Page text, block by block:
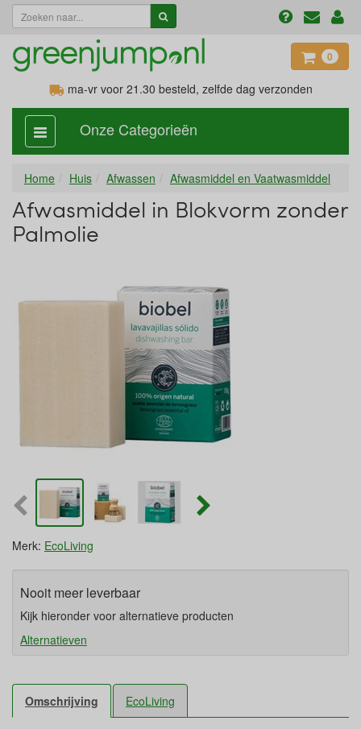
0
ma-vr voor 21.30 besteld, zelfde dag verzonden
categorie
aan,
Onze Categorieën
Home Huis Afwassen Afwasmiddel en Vaatwasmiddel
Afwasmiddel in Blokvorm zonder
Palmolie
Merk: EcoLiving
Nooit meer leverbaar
Kijk hieronder voor alternatieve producten
Alternatieven
Omschrijving EcoLiving